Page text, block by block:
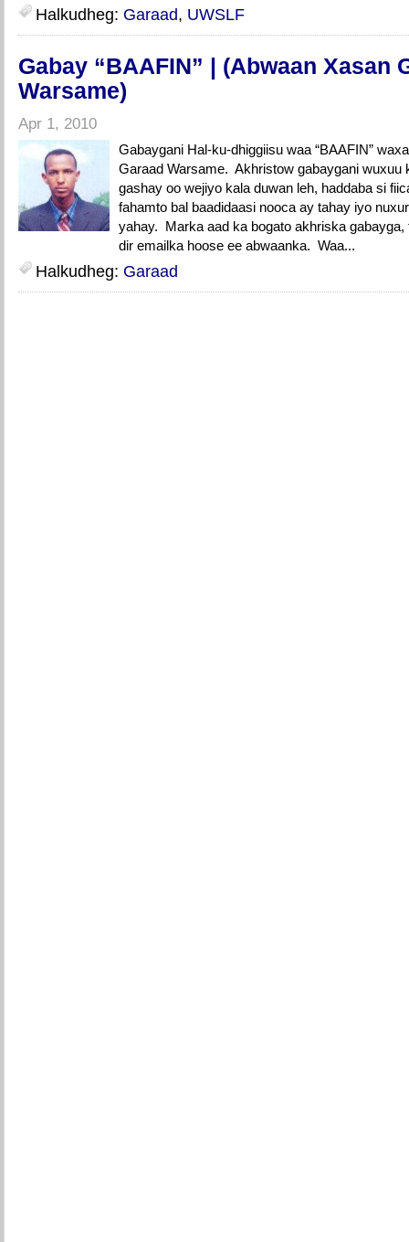
Halkudheg: Garaad, UWSLF
Gabay “BAAFIN” | (Abwaan Xasan
Warsame)
Apr 1, 2010
Gabaygani Hal-ku-dhiggiisu waa “BAAFIN”
Garaad Warsame. Akhristow gabaygani wuxuu
gashay oo wejiyo kala duwan leh, haddaba si
fahamto bal baadidaasi nooca ay tahay iyo
yahay. Marka aad ka bogato akhriska gabayga,
dir emailka hoose ee abwaanka. Waa...
Halkudheg: Garaad